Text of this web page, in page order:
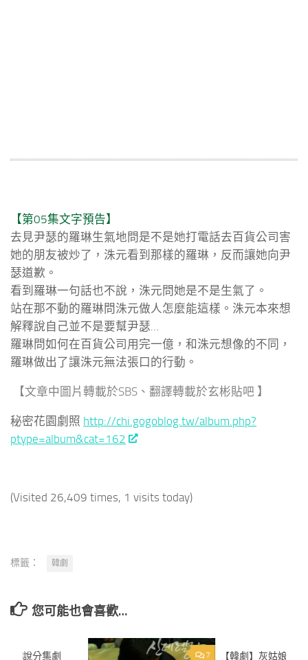
【第05集文字預告】
去見尹瑟的羅琳生氣地問是不是她打電話去百貨公司害
她的朋友被炒了，洙元看到那樣的羅琳，反而讓她向尹
瑟道歉。
看到羅琳一句話也不說，洙元問她是不是生氣了。
站在那不動的羅琳問洙元做人怎麼能這樣。洙元本來想
解釋說自己並不是要幫尹瑟…
羅琳問如何在百貨公司用完一億，和洙元想像的不同，
羅琳做出了讓洙元無法張口的行動。
【文章中圖片轉載於SBS、翻譯轉載於玄彬貼吧 】
秘密花園劇照 http://chi.gogoblog.tw/album.php?
ptype=album&cat=162
(Visited 26,409 times, 1 visits today)
標籤： 韓劇
您可能也會喜歡…
7 【韓劇】灰姑娘的
傳說分集劇